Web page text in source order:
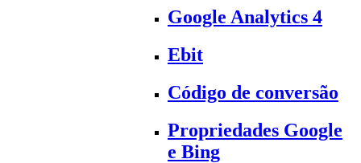
Google Analytics 4
Ebit
Código de conversão
Propriedades Google
e Bing